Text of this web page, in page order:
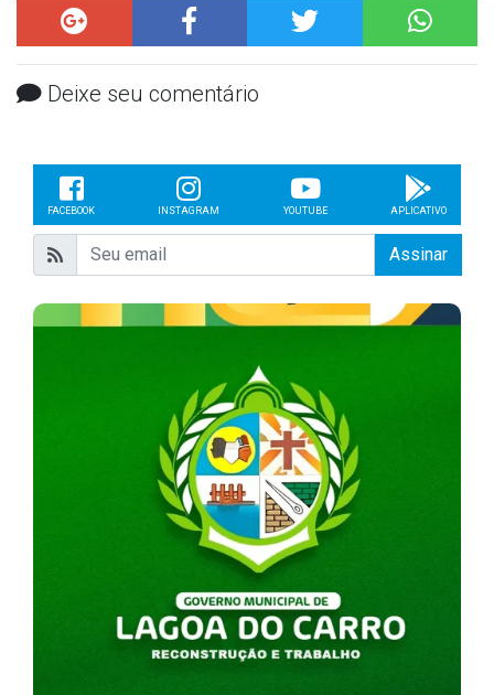
Deixe seu comentário
FACEBOOK INSTAGRAM YOUTUBE APLICATIVO
Assinar